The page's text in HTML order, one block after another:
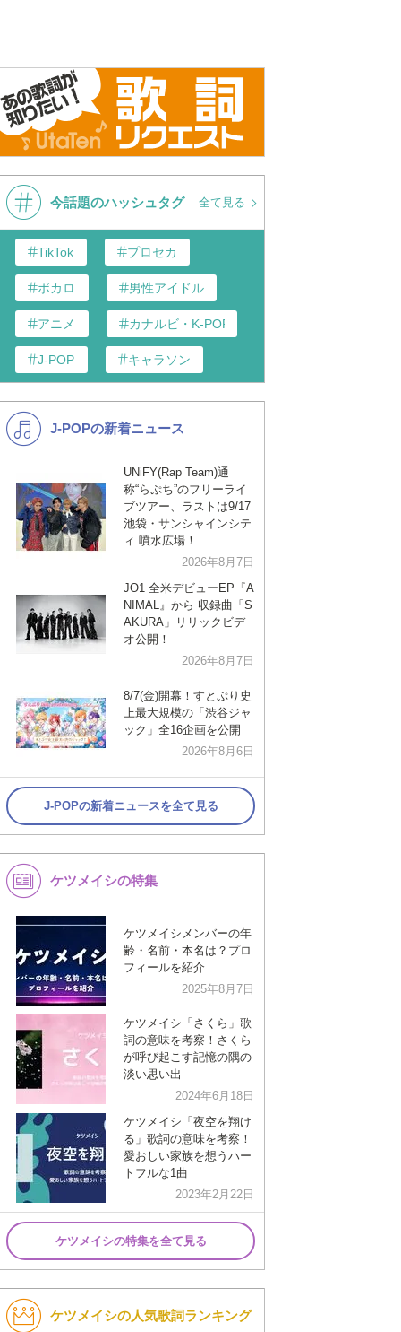
シ／君にBUMP ケツメイシ／君にBUMP
今話題のハッシュタグ 全て見る
TikTok プロセカ
ボカロ 男性アイドル
アニメ カナルビ・K-POP和訳
J-POP キャラソン
K-POP 演歌・歌謡
洋楽
VTuber ディズニー
J-POPの新着ニュース
UNiFY(Rap Team)通
称“らぷち”のフリーライ
ブツアー、ラストは9/17
池袋・サンシャインシテ
ィ 噴水広場！
2026年8月7日
JO1 全米デビューEP『A
NIMAL』から 収録曲「S
AKURA」リリックビデ
オ公開！
2026年8月7日
8/7(金)開幕！すとぷり史
上最大規模の「渋谷ジャ
ック」全16企画を公開
2026年8月6日
J-POPの新着ニュースを全て見る
ケツメイシの特集
ケツメイシメンバーの年
齢・名前・本名は？プロ
フィールを紹介
2025年8月7日
ケツメイシ「さくら」歌
詞の意味を考察！さくら
が呼び起こす記憶の隅の
淡い思い出
2024年6月18日
ケツメイシ「夜空を翔け
る」歌詞の意味を考察！
愛おしい家族を想うハー
トフルな1曲
2023年2月22日
ケツメイシの特集を全て見る
ケツメイシの人気歌詞ランキング